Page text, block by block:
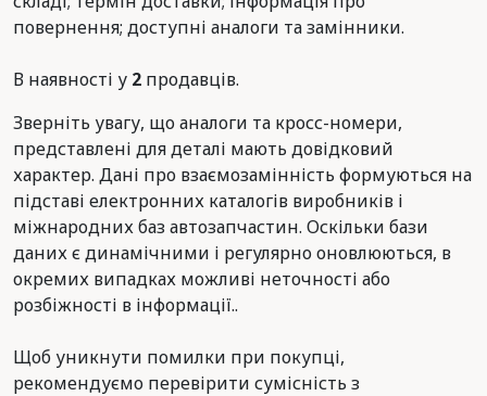
повернення; доступні аналоги та замінники.
В наявності у 2 продавців.
Зверніть увагу, що аналоги та кросс-номери,
представлені для деталі мають довідковий
характер. Дані про взаємозамінність формуються на
підставі електронних каталогів виробників і
міжнародних баз автозапчастин. Оскільки бази
даних є динамічними і регулярно оновлюються, в
окремих випадках можливі неточності або
розбіжності в інформації..
Щоб уникнути помилки при покупці,
рекомендуємо перевірити сумісність з